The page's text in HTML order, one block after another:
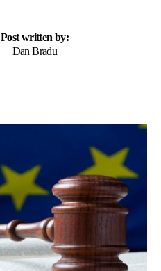
Post written by:
Dan Bradu